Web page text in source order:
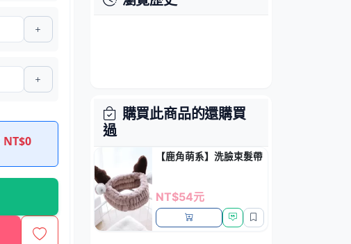
NT$0
購買此商品的還購買
過
【鹿角萌系】洗臉束髮帶 - 敷面膜化妝必備
NT$54元